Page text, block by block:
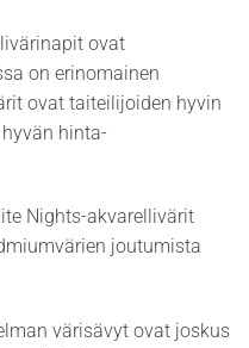
ovat
on erinomainen
ovat taiteilijoiden hyvin
hinta-
Nights-akvarellivärit
joutumista
värisävyt ovat joskus